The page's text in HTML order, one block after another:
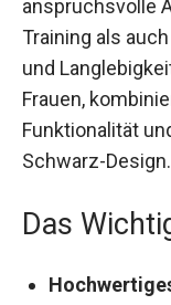
anspruchsvolle
im Training als
Qualität und
und Frauen,
Funktionalität
Schwarz-Design.
Das